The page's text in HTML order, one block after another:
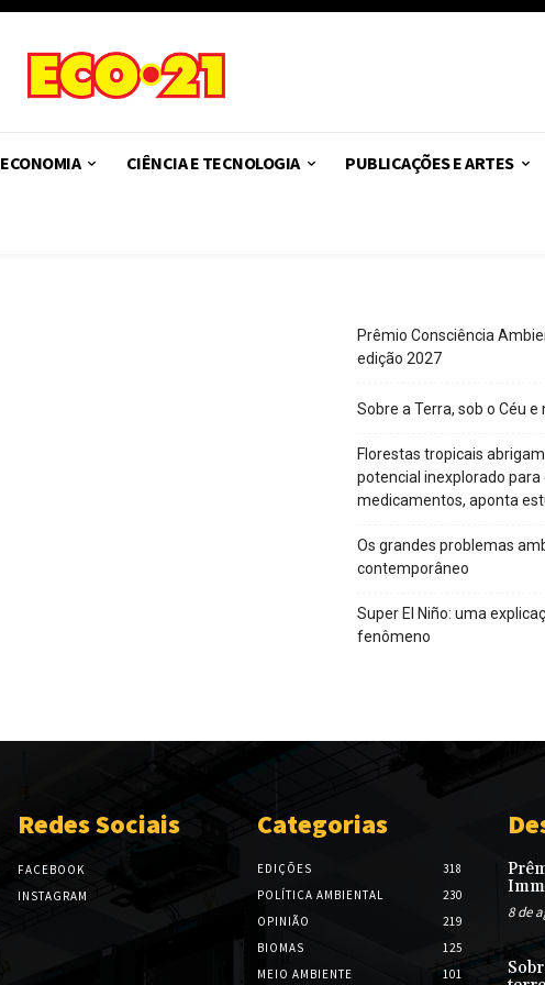
ECONOMIA CIÊNCIA E TECNOLOGIA PUBLICAÇÕES E ARTES
Prêmio Consciência
edição 2027
Sobre a Terra, sob o Céu
Florestas tropicais
potencial inexplorado
medicamentos, aponta
Os grandes problemas
contemporâneo
Super El Niño: uma
fenômeno
Redes Sociais
FACEBOOK
INSTAGRAM
Categorias
EDIÇÕES
318
POLÍTICA AMBIENTAL
230
OPINIÃO
219
BIOMAS
125
MEIO AMBIENTE
101
8 de